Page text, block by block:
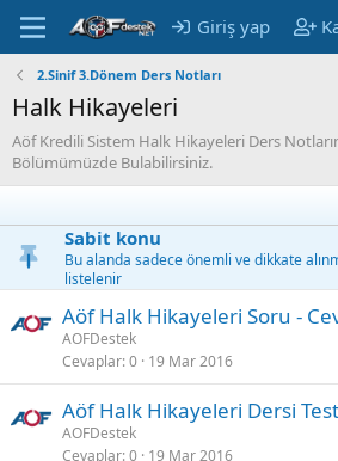
Giriş yap
2.Sinif 3.Dönem Ders Notları
Halk Hikayeleri
Aöf Kredili Sistem Halk Hikayeleri Ders
Bölümümüzde Bulabilirsiniz.
Sabit konu
Bu alanda sadece önemli ve dikkate
listelenir
Aöf Halk Hikayeleri Soru -
AOFDestek
Cevaplar 0 19 Mar 2016
Aöf Halk Hikayeleri Dersi
AOFDestek
Cevaplar 0 19 Mar 2016